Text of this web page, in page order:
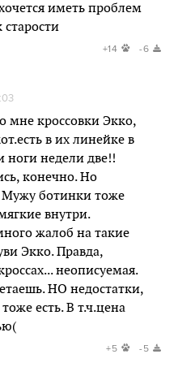
иметь проблем
+14 -6
мне кроссовки Экко,
в их линейке в
ноги недели две!!
конечно. Но
Мужу ботинки тоже
внутри.
жалоб на такие
Экко. Правда,
неописуемая.
НО недостатки,
есть. В т.ч.цена
+5 -5